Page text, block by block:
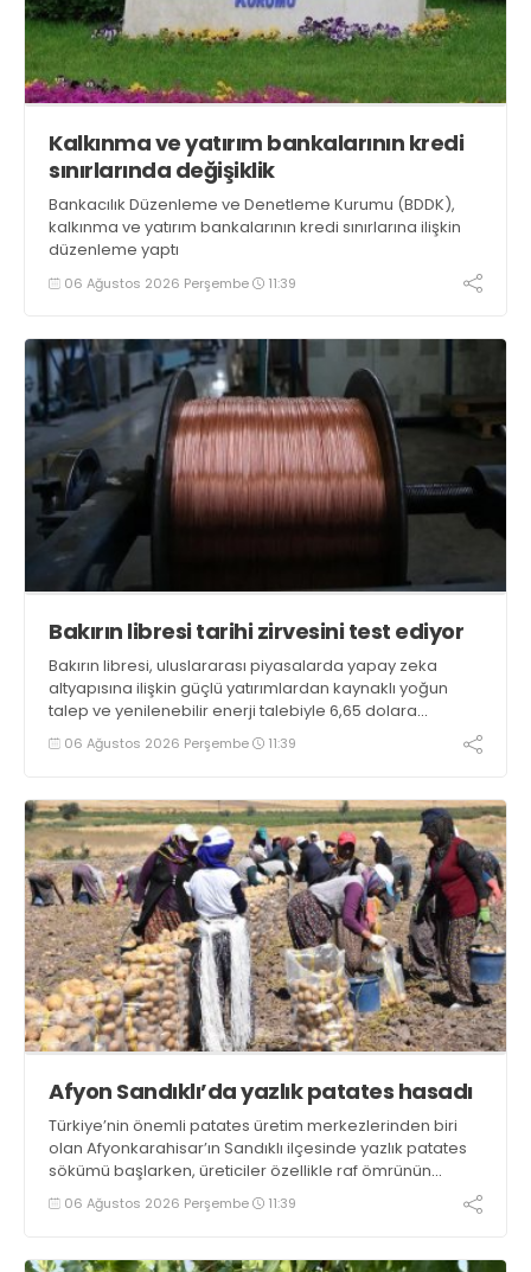
Kalkınma ve yatırım bankalarının kredi
sınırlarında değişiklik
Bankacılık Düzenleme ve Denetleme Kurumu (BDDK),
kalkınma ve yatırım bankalarının kredi sınırlarına ilişkin
düzenleme yaptı
06 Ağustos 2026 Perşembe 11:39
Bakırın libresi tarihi zirvesini test ediyor
Bakırın libresi, uluslararası piyasalarda yapay zeka
altyapısına ilişkin güçlü yatırımlardan kaynaklı yoğun
talep ve yenilenebilir enerji talebiyle 6,65 dolara
ulaşarak tarihi zirvesini test ediyor
06 Ağustos 2026 Perşembe 11:39
Afyon Sandıklı’da yazlık patates hasadı
Türkiye’nin önemli patates üretim merkezlerinden biri
olan Afyonkarahisar’ın Sandıklı ilçesinde yazlık patates
sökümü başlarken, üreticiler özellikle raf ömrünün
yaklaşık 2 ay olması ve rengi bakımından tüketimde
Sandıklı patatesinin daha fazla tercih edildiğini belirtti
06 Ağustos 2026 Perşembe 11:39